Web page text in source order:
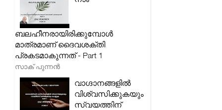
ബലഹീനരായിരിക്കുമ്പോൾ
മാത്രമാണ് ദൈവശക്തി
പ്രകടമാകുന്നത് - Part 1
സാക് പുന്നൻ
വാഗ്ദാനങ്ങളിൽ
വിശ്വസിക്കുകയും
സ്വയത്തിന്